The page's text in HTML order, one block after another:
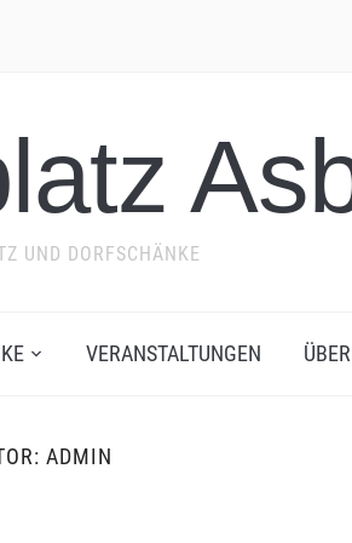
UND DORFSCHÄNKE
VERANSTALTUNGEN
ADMIN